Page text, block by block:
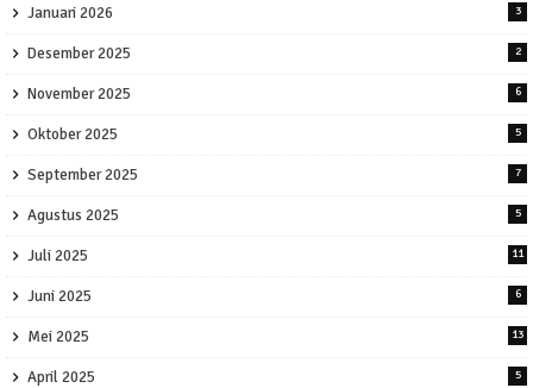
Januari 2026 3
Desember 2025 2
November 2025 6
Oktober 2025 5
September 2025 7
Agustus 2025 5
Juli 2025 11
Juni 2025 6
Mei 2025 13
April 2025 5